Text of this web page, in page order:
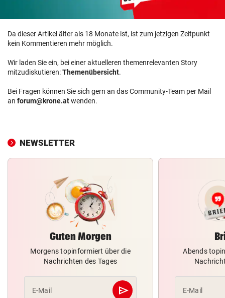
Da dieser Artikel älter als 18 Monate ist, ist zum jetzigen Zeitpunkt
kein Kommentieren mehr möglich.
Wir laden Sie ein, bei einer aktuelleren themenrelevanten Story
mitzudiskutieren:Themenübersicht.
Bei Fragen können Sie sich gern an das Community-Team per Mail
an forum@krone.atwenden.
NEWSLETTER
Guten Morgen
Morgens topinformiert über die
Nachrichten des Tages
E-Mail send
Abschicken
Abends
E-Mail